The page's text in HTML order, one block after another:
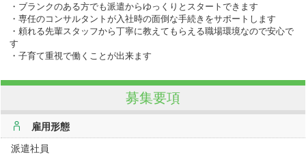
・ブランクのある方でも派遣からゆっくりとスタートできます
・専任のコンサルタントが入社時の面倒な手続きをサポートします
・頼れる先輩スタッフから丁寧に教えてもらえる職場環境なので安心で
す
・子育て重視で働くことが出来ます
募集要項
雇用形態
派遣社員